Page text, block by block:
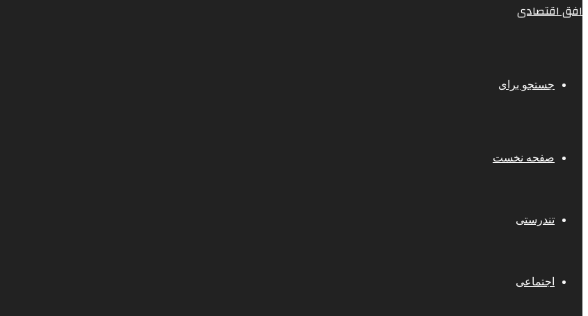
افق اقتصادی
جستجو برای
صفحه نخست
تندرستی
اجتماعی